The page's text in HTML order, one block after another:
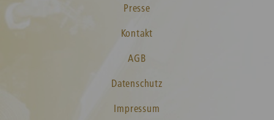
Presse
Kontakt
AGB
Datenschutz
Impressum